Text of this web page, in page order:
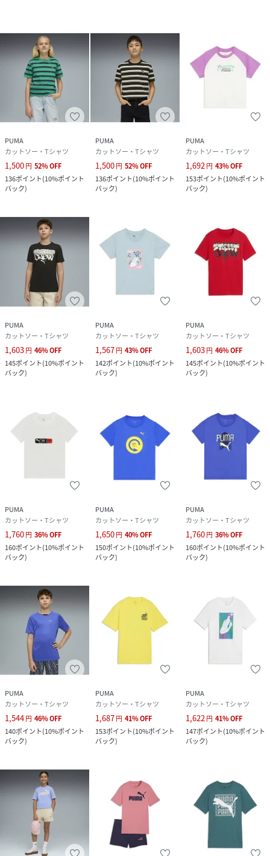
品番
RQ8370_694234
694234-25-25-I RQ8370)
PUMA
カットソー・Tシャツ
1,500円 52%OFF
136ポイント(10%ポイント
バック)
PUMA
カットソー・Tシャツ
1,500円 52%OFF
136ポイント(10%ポイント
バック)
PUMA
カットソー・Tシャツ
1,692円 43%OFF
153ポイント(10%ポイント
バック)
PUMA
カットソー・Tシャツ
1,603円 46%OFF
145ポイント(10%ポイント
バック)
PUMA
カットソー・Tシャツ
1,567円 43%OFF
142ポイント(10%ポイント
バック)
PUMA
カットソー・Tシャツ
1,603円 46%OFF
145ポイント(10%ポイント
バック)
PUMA
カットソー・Tシャツ
1,760円 36%OFF
160ポイント(10%ポイント
バック)
PUMA
カットソー・Tシャツ
1,650円 40%OFF
150ポイント(10%ポイント
バック)
PUMA
カットソー・Tシャツ
1,760円 36%OFF
160ポイント(10%ポイント
バック)
PUMA
カットソー・Tシャツ
1,544円 46%OFF
140ポイント(10%ポイント
バック)
PUMA
カットソー・Tシャツ
1,687円 41%OFF
153ポイント(10%ポイント
バック)
PUMA
カットソー・Tシャツ
1,622円 41%OFF
147ポイント(10%ポイント
バック)